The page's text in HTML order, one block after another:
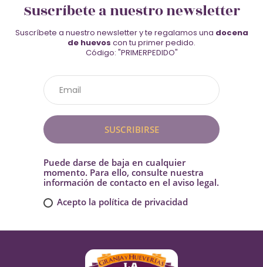
Suscríbete a nuestro newsletter
Suscríbete a nuestro newsletter y te regalamos una docena
de huevos con tu primer pedido.
Código: "PRIMERPEDIDO"
SUSCRIBIRSE
Puede darse de baja en cualquier
momento. Para ello, consulte nuestra
información de contacto en el aviso legal.
Acepto la política de privacidad